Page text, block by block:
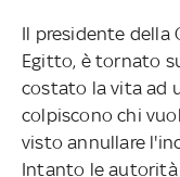
Il presidente della
Egitto, è tornato
costato la vita ad
colpiscono chi
visto annullare
Intanto le autorità